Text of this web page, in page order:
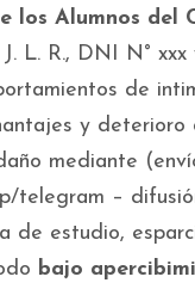
los Alumnos del
L. R., DNI N°
de
y
mediante
telegram –
de estudio,
bajo